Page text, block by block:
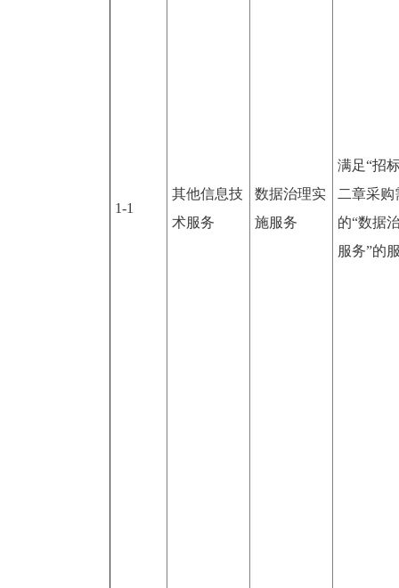
1-1
其他信息技
术服务
数据治理实
施服务
满足“招
二章采购
的“数据
服务”的